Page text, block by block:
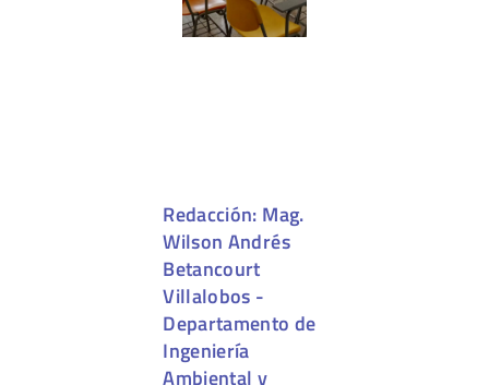
Redacción: Mag.
Wilson Andrés
Betancourt
Villalobos -
Departamento de
Ingeniería
Ambiental y